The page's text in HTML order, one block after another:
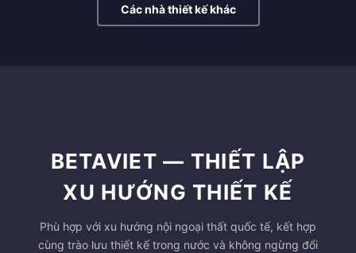
Các nhà thiết kế khác
BETAVIET — THIẾT LẬP
XU HƯỚNG THIẾT KẾ
Phù hợp với xu hướng nội ngoại thất quốc tế, kết hợp
cùng trào lưu thiết kế trong nước và không ngừng đổi